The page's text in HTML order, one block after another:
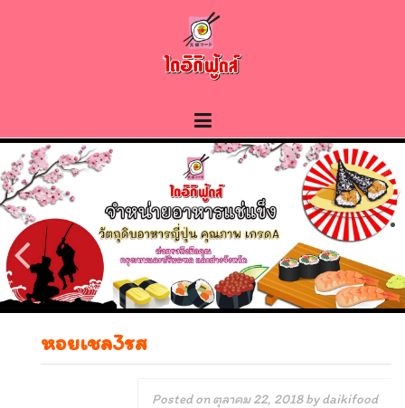
หอยเชล3รส
Posted onตุลาคม 22, 2018bydaikifood